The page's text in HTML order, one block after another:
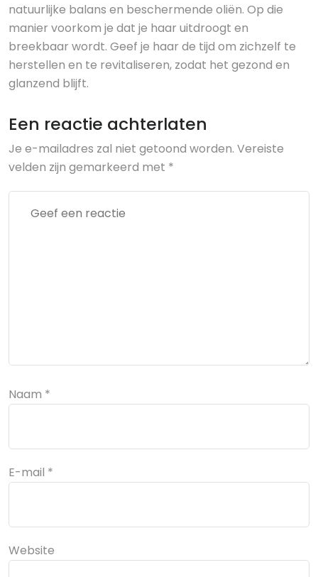
natuurlijke balans en beschermende oliën. Op die
manier voorkom je dat je haar uitdroogt en
breekbaar wordt. Geef je haar de tijd om zichzelf te
herstellen en te revitaliseren, zodat het gezond en
glanzend blijft.
Een reactie achterlaten
Je e-mailadres zal niet getoond worden. Vereiste
velden zijn gemarkeerd met *
Naam *
E-mail *
Website